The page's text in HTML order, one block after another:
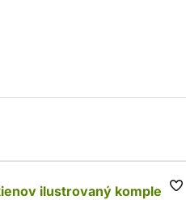
ilustrovaný komplet